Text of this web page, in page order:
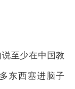
至少在中国教
东西塞进脑子